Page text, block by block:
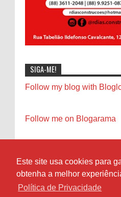
Este site usa cookies para
obtenha a melhor
Política de Privacidade
SIGA-ME!
Follow my blog with
Follow me on Blogarama